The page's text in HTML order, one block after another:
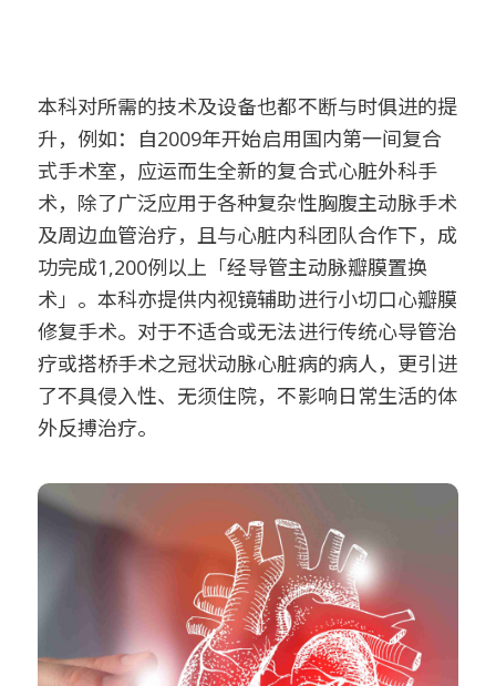
本科对所需的技术及设备也都不断与时俱进的提
升，例如：自2009年开始启用国内第一间复合
式手术室，应运而生全新的复合式心脏外科手
术，除了广泛应用于各种复杂性胸腹主动脉手术
及周边血管治疗，且与心脏内科团队合作下，成
功完成1,200例以上「经导管主动脉瓣膜置换
术」。本科亦提供内视镜辅助进行小切口心瓣膜
修复手术。对于不适合或无法进行传统心导管治
疗或搭桥手术之冠状动脉心脏病的病人，更引进
了不具侵入性、无须住院，不影响日常生活的体
外反搏治疗。